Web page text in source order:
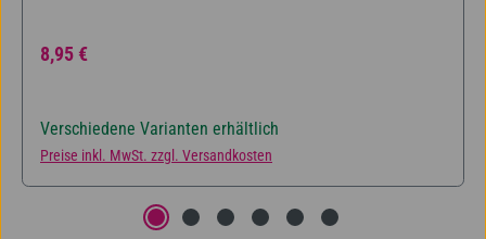
Regulärer Preis:
8,95 €
Verschiedene Varianten erhältlich
Preise inkl. MwSt. zzgl. Versandkosten